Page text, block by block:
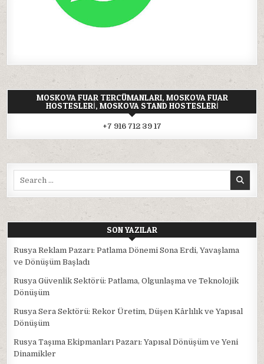
MOSKOVA FUAR TERCÜMANLARI, MOSKOVA FUAR
HOSTESLERI, MOSKOVA STAND HOSTESLERI
+7 916 712 39 17
SON YAZILAR
Rusya Reklam Pazarı: Patlama Dönemi Sona Erdi, Yavaşlama
ve Dönüşüm Başladı
Rusya Güvenlik Sektörü: Patlama, Olgunlaşma ve Teknolojik
Dönüşüm
Rusya Sera Sektörü: Rekor Üretim, Düşen Kârlılık ve Yapısal
Dönüşüm
Rusya Taşıma Ekipmanları Pazarı: Yapısal Dönüşüm ve Yeni
Dinamikler